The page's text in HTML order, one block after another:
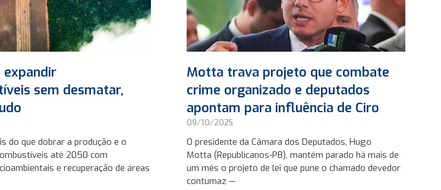
expandir
sem desmatar,
do que dobrar a produção e o
até 2050 com
e recuperação de áreas
Motta trava projeto que combate
crime organizado e deputados
apontam para influência de Ciro
09/10/2025
O presidente da Câmara dos Deputados, Hugo
Motta (Republicanos-PB), mantém parado há mais de
um mês o projeto de lei que pune o chamado devedor
contumaz —